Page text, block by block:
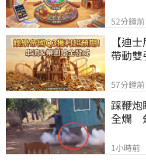
52分鐘前
【迪
帶動雙
57分鐘前
踩鞭
全爛　
1小時前